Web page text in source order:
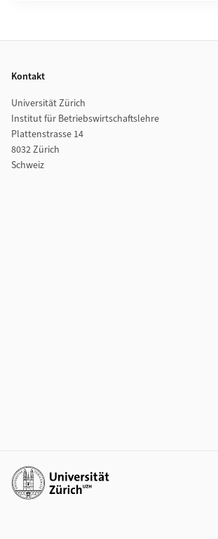
Kontakt
Universität Zürich
Institut für Betriebswirtschaftslehre
Plattenstrasse 14
8032 Zürich
Schweiz
Weiterführende Links